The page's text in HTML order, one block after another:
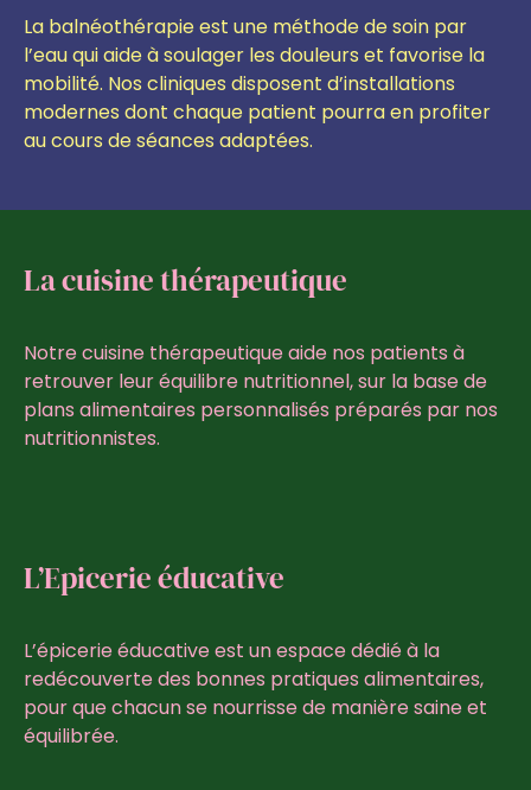
La balnéothérapie est une méthode de soin par
l’eau qui aide à soulager les douleurs et favorise la
mobilité. Nos cliniques disposent d’installations
modernes dont chaque patient pourra en profiter
au cours de séances adaptées.
La cuisine thérapeutique
Notre cuisine thérapeutique aide nos patients à
retrouver leur équilibre nutritionnel, sur la base de
plans alimentaires personnalisés préparés par nos
nutritionnistes.
L’Epicerie éducative
L’épicerie éducative est un espace dédié à la
redécouverte des bonnes pratiques alimentaires,
pour que chacun se nourrisse de manière saine et
équilibrée.